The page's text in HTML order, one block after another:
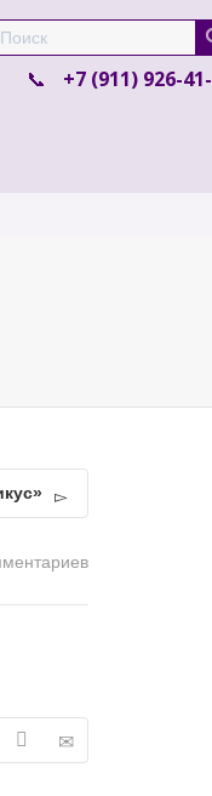
+7 (911) 926-